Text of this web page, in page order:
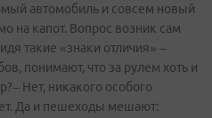
автомобиль и совсем новый
на капот. Вопрос возник сам
такие «знаки отличия» –
понимают, что за рулем хоть и
Нет, никакого особого
Да и пешеходы мешают: